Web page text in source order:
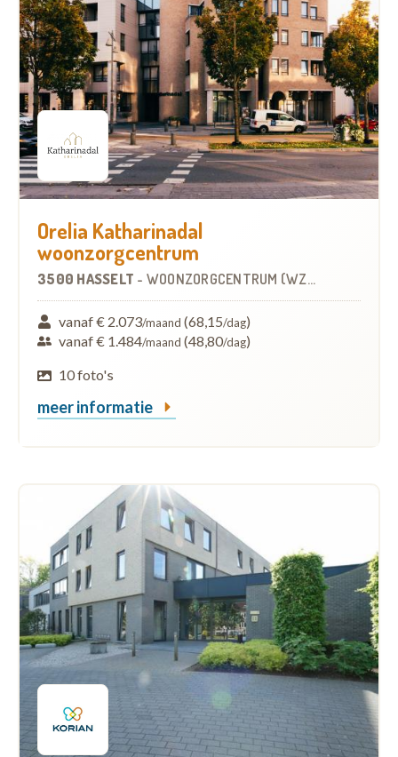
Orelia Katharinadal
woonzorgcentrum
3500 HASSELT - WOONZORGCENTRUM (WZC)
vanaf € 2.073/maand (68,15/dag)
vanaf € 1.484/maand (48,80/dag)
10 foto's
meer informatie